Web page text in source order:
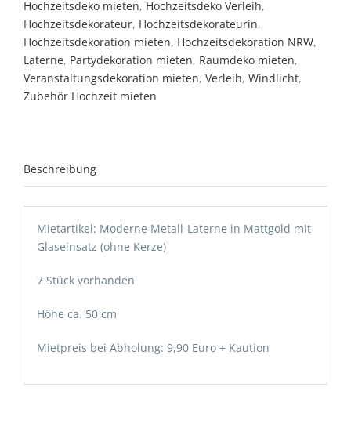
Hochzeitsdeko mieten, Hochzeitsdeko Verleih,
Hochzeitsdekorateur, Hochzeitsdekorateurin,
Hochzeitsdekoration mieten, Hochzeitsdekoration NRW,
Laterne, Partydekoration mieten, Raumdeko mieten,
Veranstaltungsdekoration mieten, Verleih, Windlicht,
Zubehör Hochzeit mieten
Beschreibung
Mietartikel: Moderne Metall-Laterne in Mattgold mit
Glaseinsatz (ohne Kerze)
7 Stück vorhanden
Höhe ca. 50 cm
Mietpreis bei Abholung: 9,90 Euro + Kaution